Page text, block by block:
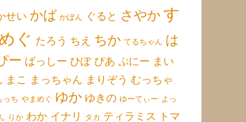
せい かば かぽん ぐると さやかす
ぐ たろう ちえ ちか てるちゃん は
ー ばっしー ひぽ ぴあ ぷにー まい
まこ まっちゃん まりぞう むっちゃ
っち やまめぐ ゆか ゆきの ゆーてぃー よっ
りか わか イナリ タカ ティラミス トマ